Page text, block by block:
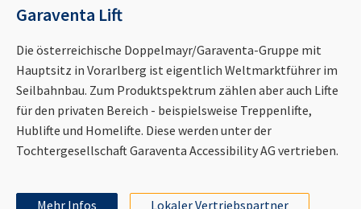
Garaventa Lift
Die österreichische Doppelmayr/Garaventa-Gruppe mit
Hauptsitz in Vorarlberg ist eigentlich Weltmarktführer im
Seilbahnbau. Zum Produktspektrum zählen aber auch Lifte
für den privaten Bereich - beispielsweise Treppenlifte,
Hublifte und Homelifte. Diese werden unter der
Tochtergesellschaft Garaventa Accessibility AG vertrieben.
Mehr Infos Lokaler Vertriebspartner